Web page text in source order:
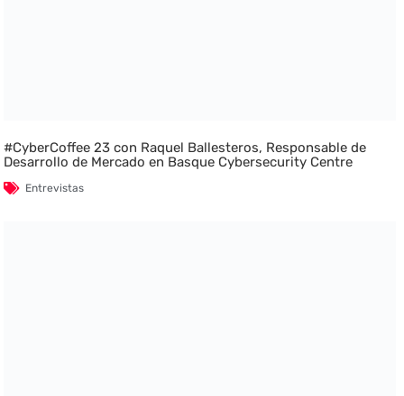
#CyberCoffee 23 con Raquel Ballesteros, Responsable de
Desarrollo de Mercado en Basque Cybersecurity Centre
Entrevistas